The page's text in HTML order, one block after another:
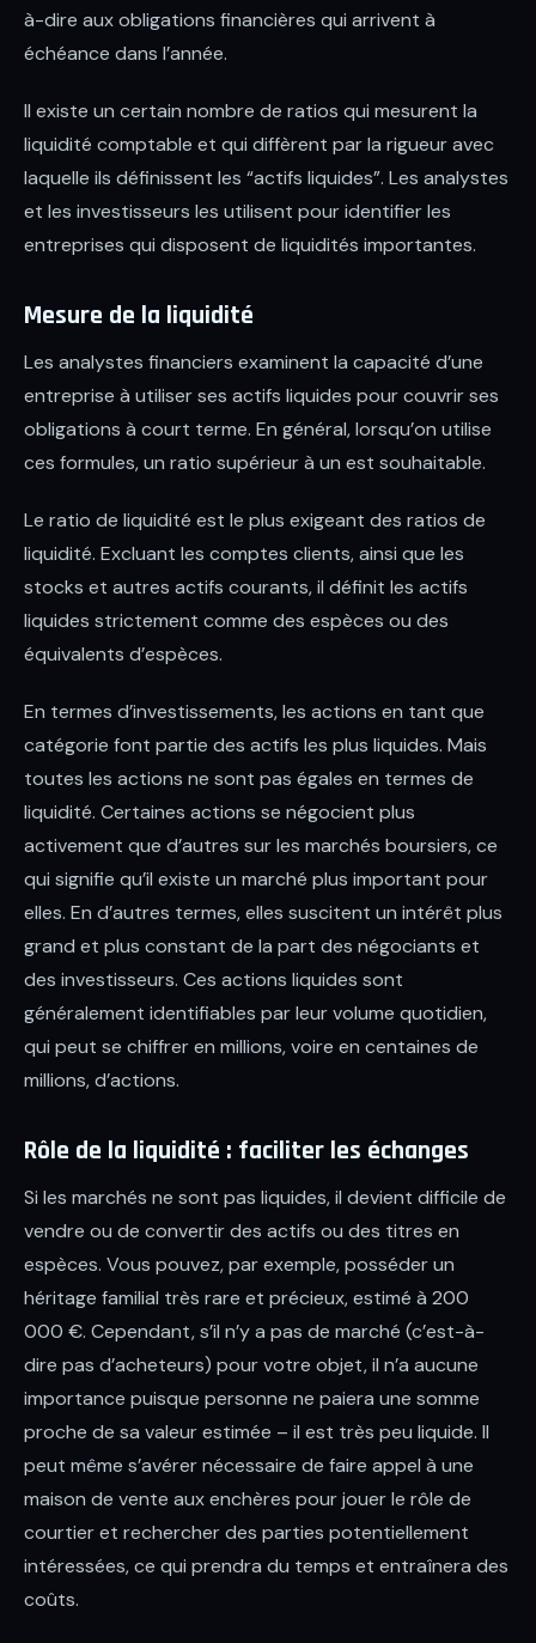
à-dire aux obligations financières qui arrivent à
échéance dans l’année.
Il existe un certain nombre de ratios qui mesurent la
liquidité comptable et qui diffèrent par la rigueur avec
laquelle ils définissent les “actifs liquides”. Les analystes
et les investisseurs les utilisent pour identifier les
entreprises qui disposent de liquidités importantes.
Mesure de la liquidité
Les analystes financiers examinent la capacité d’une
entreprise à utiliser ses actifs liquides pour couvrir ses
obligations à court terme. En général, lorsqu’on utilise
ces formules, un ratio supérieur à un est souhaitable.
Le ratio de liquidité est le plus exigeant des ratios de
liquidité. Excluant les comptes clients, ainsi que les
stocks et autres actifs courants, il définit les actifs
liquides strictement comme des espèces ou des
équivalents d’espèces.
En termes d’investissements, les actions en tant que
catégorie font partie des actifs les plus liquides. Mais
toutes les actions ne sont pas égales en termes de
liquidité. Certaines actions se négocient plus
activement que d’autres sur les marchés boursiers, ce
qui signifie qu’il existe un marché plus important pour
elles. En d’autres termes, elles suscitent un intérêt plus
grand et plus constant de la part des négociants et
des investisseurs. Ces actions liquides sont
généralement identifiables par leur volume quotidien,
qui peut se chiffrer en millions, voire en centaines de
millions, d’actions.
Rôle de la liquidité : faciliter les échanges
Si les marchés ne sont pas liquides, il devient difficile de
vendre ou de convertir des actifs ou des titres en
espèces. Vous pouvez, par exemple, posséder un
héritage familial très rare et précieux, estimé à 200
000 €. Cependant, s’il n’y a pas de marché (c’est-à-
dire pas d’acheteurs) pour votre objet, il n’a aucune
importance puisque personne ne paiera une somme
proche de sa valeur estimée – il est très peu liquide. Il
peut même s’avérer nécessaire de faire appel à une
maison de vente aux enchères pour jouer le rôle de
courtier et rechercher des parties potentiellement
intéressées, ce qui prendra du temps et entraînera des
coûts.